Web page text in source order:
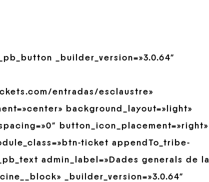
_builder_version=»3.0.64″
entradas/esclaustre»
background_layout=»light»
button_icon_placement=»right»
ticket appendTo_tribe-
admin_label=»Dades generals de la
_builder_version=»3.0.64″